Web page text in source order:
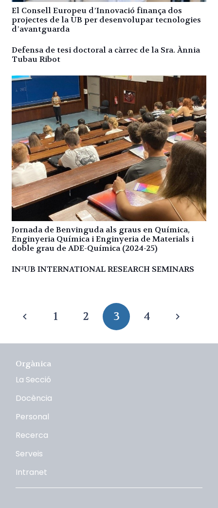
El Consell Europeu dʼInnovació finança dos
projectes de la UB per desenvolupar tecnologies
dʼavantguarda
Defensa de tesi doctoral a càrrec de la Sra. Ànnia
Tubau Ribot
Jornada de Benvinguda als graus en Química,
Enginyeria Química i Enginyeria de Materials i
doble grau de ADE-Química (2024-25)
IN²UB INTERNATIONAL RESEARCH SEMINARS
1 2 3 4
Orgànica
La Secció
Docència
Personal
Recerca
Serveis
Intranet